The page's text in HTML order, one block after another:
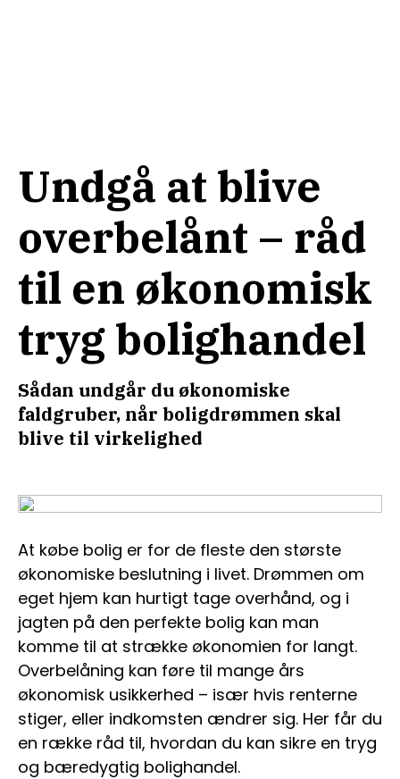
Undgå at blive
overbelånt – råd
til en økonomisk
tryg bolighandel
Sådan undgår du økonomiske
faldgruber, når boligdrømmen skal
blive til virkelighed
At købe bolig er for de fleste den største
økonomiske beslutning i livet. Drømmen om
eget hjem kan hurtigt tage overhånd, og i
jagten på den perfekte bolig kan man
komme til at strække økonomien for langt.
Overbelåning kan føre til mange års
økonomisk usikkerhed – især hvis renterne
stiger, eller indkomsten ændrer sig. Her får du
en række råd til, hvordan du kan sikre en tryg
og bæredygtig bolighandel.